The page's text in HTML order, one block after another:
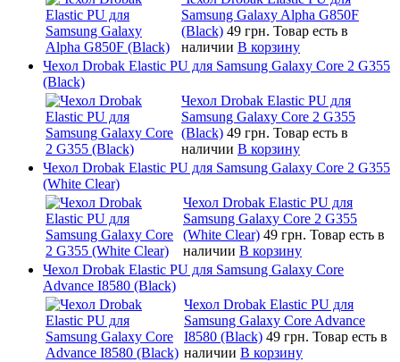
Samsung Galaxy Alpha G850F
(Black) 49 грн. Товар есть в
наличии В корзину
Чехол Drobak Elastic PU для Samsung Galaxy Core 2 G355
(Black)
Чехол Drobak Elastic PU для
Samsung Galaxy Core 2 G355
(Black) 49 грн. Товар есть в
наличии В корзину
Чехол Drobak Elastic PU для Samsung Galaxy Core 2 G355
(White Clear)
Чехол Drobak Elastic PU для
Samsung Galaxy Core 2 G355
(White Clear) 49 грн. Товар есть в
наличии В корзину
Чехол Drobak Elastic PU для Samsung Galaxy Core
Advance I8580 (Black)
Чехол Drobak Elastic PU для
Samsung Galaxy Core Advance
I8580 (Black) 49 грн. Товар есть в
наличии В корзину